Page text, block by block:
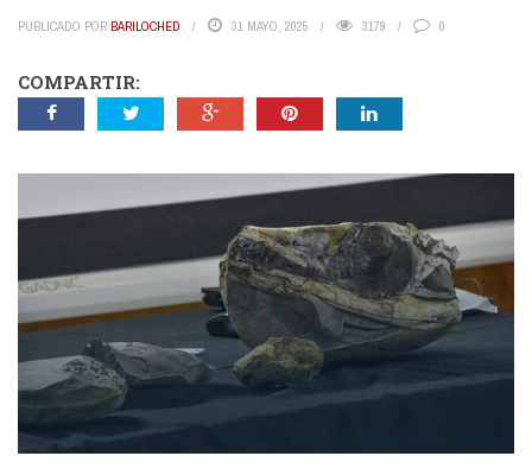
PUBLICADO POR BARILOCHED 31 MAYO, 2025 3179 0
COMPARTIR: